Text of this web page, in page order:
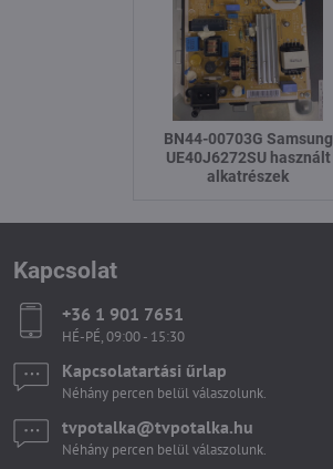
BN44-00703G Samsung
UE40J6272SU használt
alkatrészek
Kapcsolat
+36 1 901 7651
HÉ-PÉ, 09:00 - 15:30
Kapcsolatartási űrlap
Néhány percen belül válaszolunk.
tvpotalka​@tvpotalka​.hu
Néhány percen belül válaszolunk.